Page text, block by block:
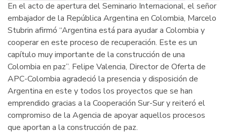
En el acto de apertura del Seminario Internacional, el señor
embajador de la República Argentina en Colombia, Marcelo
Stubrin afirmó “Argentina está para ayudar a Colombia y
cooperar en este proceso de recuperación. Este es un
capítulo muy importante de la construcción de una
Colombia en paz”. Felipe Valencia, Director de Oferta de
APC-Colombia agradeció la presencia y disposición de
Argentina en este y todos los proyectos que se han
emprendido gracias a la Cooperación Sur-Sur y reiteró el
compromiso de la Agencia de apoyar aquellos procesos
que aportan a la construcción de paz.